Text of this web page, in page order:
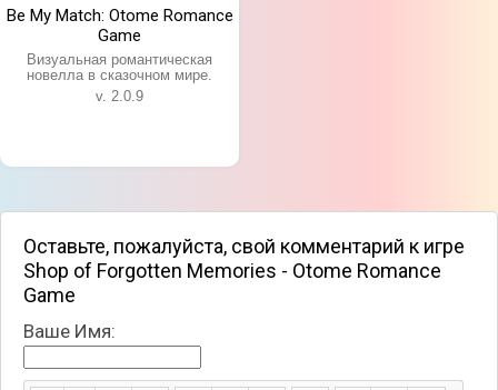
Be My Match: Otome Romance
Game
Визуальная романтическая
новелла в сказочном мире.
v. 2.0.9
Оставьте, пожалуйста, свой комментарий к игре
Shop of Forgotten Memories - Otome Romance
Game
Ваше Имя: